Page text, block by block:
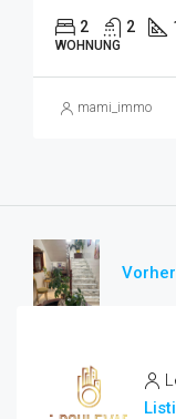
2 2
WOHNUNG
mami_immo